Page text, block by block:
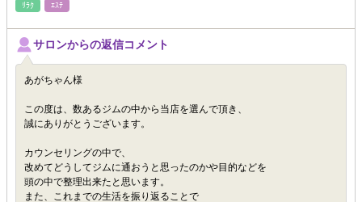
ﾘﾗｸ ｴｽﾃ
サロンからの返信コメント
あがちゃん様
この度は、数あるジムの中から当店を選んで頂き、
誠にありがとうございます。
カウンセリングの中で、
改めてどうしてジムに通おうと思ったのかや目的などを
頭の中で整理出来たと思います。
また、これまでの生活を振り返ることで